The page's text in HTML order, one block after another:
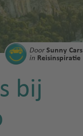
DoorSunny Cars
inReisinspiratie
bij